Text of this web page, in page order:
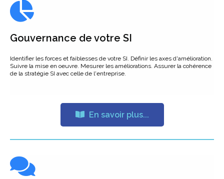
Gouvernance de votre SI
Identifier les forces et faiblesses de votre SI. Définir les axes d'amélioration.
Suivre la mise en oeuvre. Mesurer les améliorations. Assurer la cohérence
de la stratégie SI avec celle de l'entreprise.
En savoir plus...